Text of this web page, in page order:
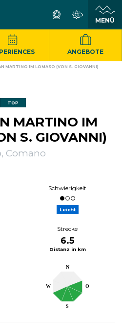
ANGEBOTE
MARTINO IM LOMASO (VON S. GIOVANNI)
TOP
MARTINO IM
S. GIOVANNI)
Comano
Schwierigkeit
Leicht
Strecke
6.5
Distanz in km
W
S
O
N